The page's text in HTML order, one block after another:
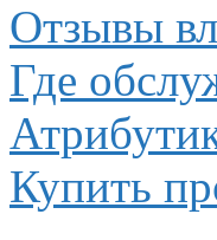
Отзывы
Где
Купить